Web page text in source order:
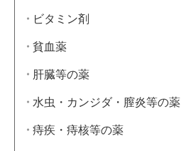
ビタミン剤
貧血薬
肝臓等の薬
水虫・カンジダ・膣炎等の薬
痔疾・痔核等の薬